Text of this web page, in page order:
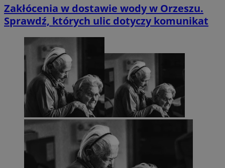
Zakłócenia w dostawie wody w Orzeszu.
Sprawdź, których ulic dotyczy komunikat